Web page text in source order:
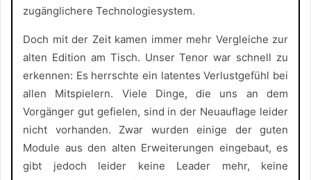
zugänglichere Technologiesystem.
Doch mit der Zeit kamen immer mehr Vergleiche zur
alten Edition am Tisch. Unser Tenor war schnell zu
erkennen: Es herrschte ein latentes Verlustgefühl bei
allen Mitspielern. Viele Dinge, die uns an dem
Vorgänger gut gefielen, sind in der Neuauflage leider
nicht vorhanden. Zwar wurden einige der guten
Module aus den alten Erweiterungen eingebaut, es
gibt jedoch leider keine Leader mehr, keine